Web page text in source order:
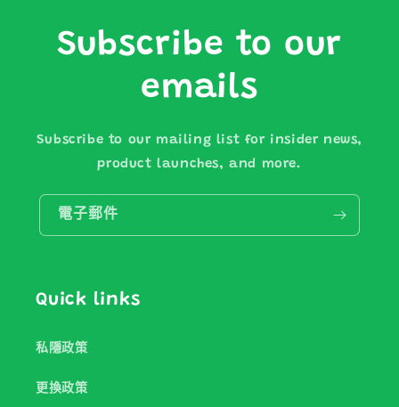
Subscribe to our
emails
Subscribe to our mailing list for insider news,
product launches, and more.
電子郵件
Quick links
私隱政策
更換政策